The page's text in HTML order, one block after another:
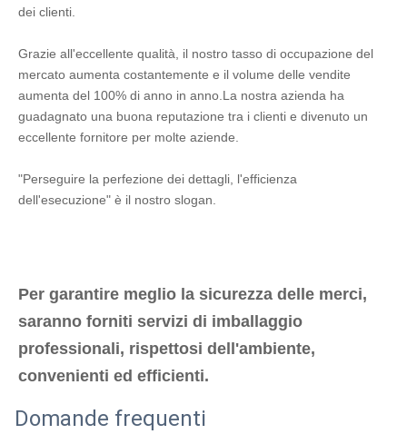
dei clienti.
Grazie all'eccellente qualità, il nostro tasso di occupazione del
mercato aumenta costantemente e il volume delle vendite
aumenta del 100% di anno in anno.La nostra azienda ha
guadagnato una buona reputazione tra i clienti e divenuto un
eccellente fornitore per molte aziende.
"Perseguire la perfezione dei dettagli, l'efficienza
dell'esecuzione" è il nostro slogan.
Per garantire meglio la sicurezza delle merci,
saranno forniti servizi di imballaggio
professionali, rispettosi dell'ambiente,
convenienti ed efficienti.
Domande frequenti